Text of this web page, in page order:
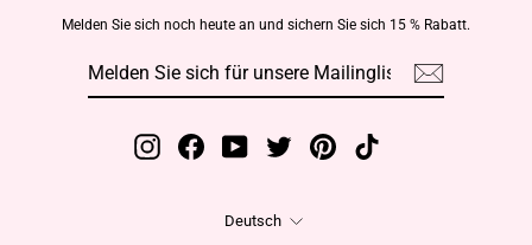
Melden Sie sich noch heute an und sichern Sie sich 15 % Rabatt.
InstagramFacebookYouTube Twitter Pinterest
Sprache
Deutsch